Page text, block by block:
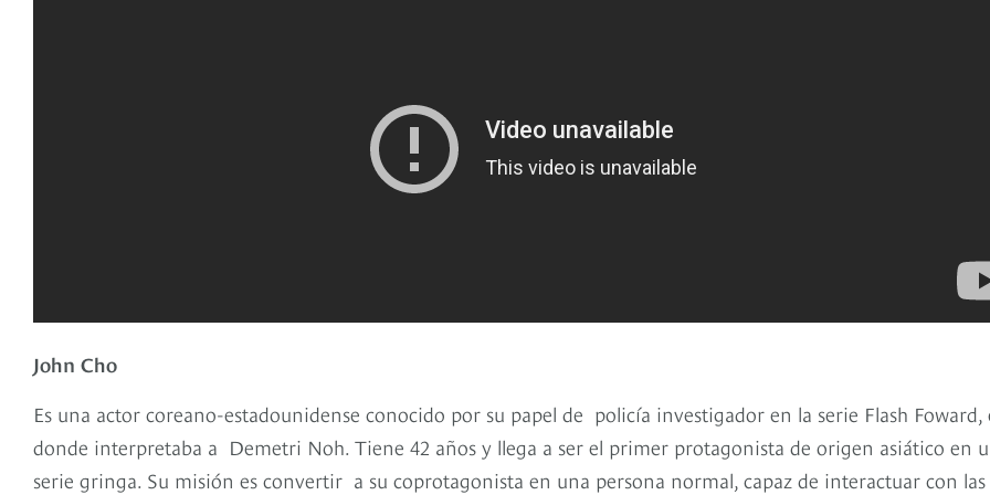
John Cho
Es una actor coreano-estadounidense conocido por su papel de policía investigador en la serie Flash Foward,
donde interpretaba a Demetri Noh. Tiene 42 años y llega a ser el primer protagonista de origen asiático en
serie gringa. Su misión es convertir a su coprotagonista en una persona normal, capaz de interactuar con las